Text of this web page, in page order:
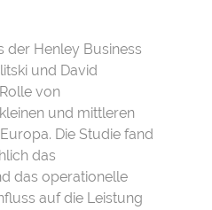
der Henley Business
und David
von
und mittleren
Die Studie fand
das
das operationelle
auf die Leistung